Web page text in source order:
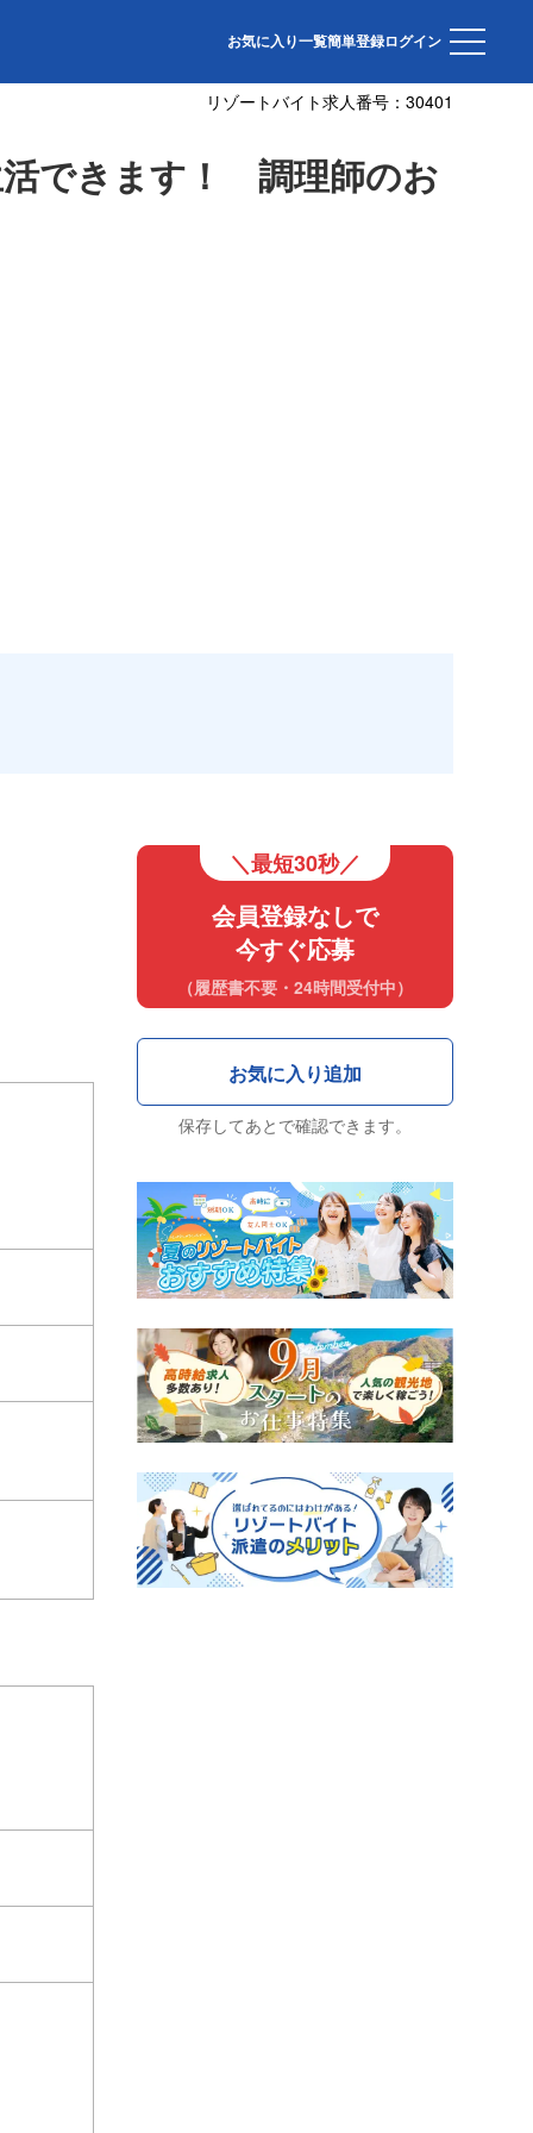
お気に入り一覧簡単登録ログイン
リゾートバイト求人番号： 30401
活できます！ 調理師のお
＼最短30秒／
会員登録なしで
今すぐ応募
（履歴書不要・24時間受付中）
保存してあとで確認できます。